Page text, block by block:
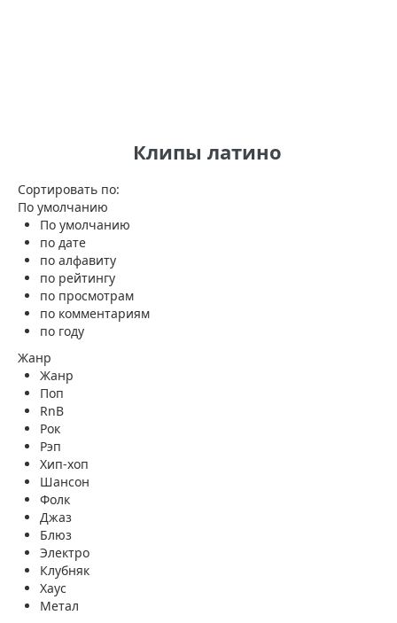
Клипы латино
Сортировать по:
По умолчанию
По умолчанию
по дате
по алфавиту
по рейтингу
по просмотрам
по комментариям
по году
Жанр
Жанр
Поп
RnB
Рок
Рэп
Хип-хоп
Шансон
Фолк
Джаз
Блюз
Электро
Клубняк
Хаус
Метал